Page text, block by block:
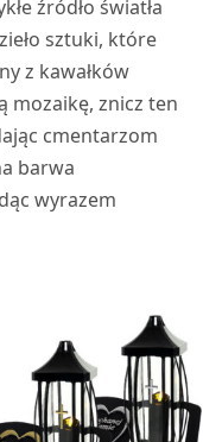
źródło światła
sztuki, które
z kawałków
mozaikę, znicz ten
cmentarzom
barwa
wyrazem